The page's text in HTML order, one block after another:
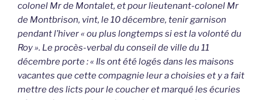
colonel Mr de Montalet, et pour lieutenant-colonel Mr
de Montbrison, vint, le 10 décembre, tenir garnison
pendant l’hiver « ou plus longtemps si est la volonté du
Roy ». Le procès-verbal du conseil de ville du 11
décembre porte : « Ils ont été logés dans les maisons
vacantes que cette compagnie leur a choisies et y a fait
mettre des licts pour le coucher et marqué les écuries